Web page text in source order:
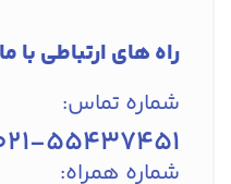
راه های ارتباطی با ما
شماره تماس:
55437451
شماره همراه: